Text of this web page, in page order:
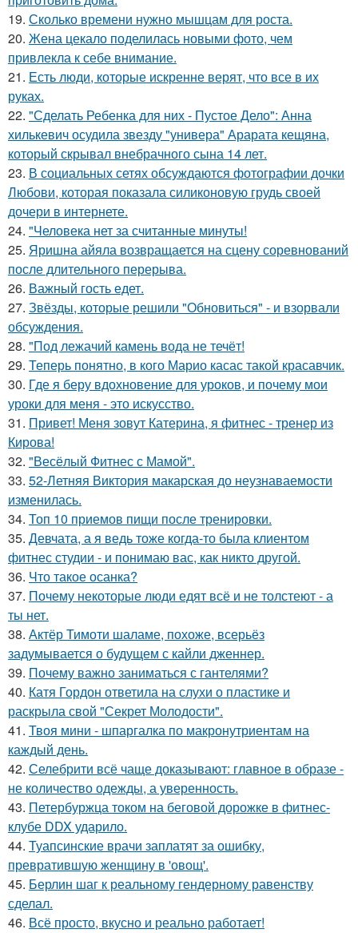
19. Сколько времени нужно мышцам для роста.
20. Жена цекало поделилась новыми фото, чем
привлекла к себе внимание.
21. Есть люди, которые искренне верят, что все в их
руках.
22. "Сделать Ребенка для них - Пустое Дело": Анна
хилькевич осудила звезду "универа" Арарата кещяна,
который скрывал внебрачного сына 14 лет.
23. В социальных сетях обсуждаются фотографии дочки
Любови, которая показала силиконовую грудь своей
дочери в интернете.
24. "Человека нет за считанные минуты!
25. Яришна айяла возвращается на сцену соревнований
после длительного перерыва.
26. Важный гость едет.
27. Звёзды, которые решили "Обновиться" - и взорвали
обсуждения.
28. "Под лежачий камень вода не течёт!
29. Теперь понятно, в кого Марио касас такой красавчик.
30. Где я беру вдохновение для уроков, и почему мои
уроки для меня - это искусство.
31. Привет! Меня зовут Катерина, я фитнес - тренер из
Кирова!
32. "Весёлый Фитнес с Мамой".
33. 52-Летняя Виктория макарская до неузнаваемости
изменилась.
34. Топ 10 приемов пищи после тренировки.
35. Девчата, а я ведь тоже когда-то была клиентом
фитнес студии - и понимаю вас, как никто другой.
36. Что такое осанка?
37. Почему некоторые люди едят всё и не толстеют - а
ты нет.
38. Актёр Тимоти шаламе, похоже, всерьёз
задумывается о будущем с кайли дженнер.
39. Почему важно заниматься с гантелями?
40. Катя Гордон ответила на слухи о пластике и
раскрыла свой "Секрет Молодости".
41. Твоя мини - шпаргалка по макронутриентам на
каждый день.
42. Селебрити всё чаще доказывают: главное в образе -
не количество одежды, а уверенность.
43. Петербуржца током на беговой дорожке в фитнес-
клубе DDX ударило.
44. Туапсинские врачи заплатят за ошибку,
превратившую женщину в 'овощ'.
45. Берлин шаг к реальному гендерному равенству
сделал.
46. Всё просто, вкусно и реально работает!